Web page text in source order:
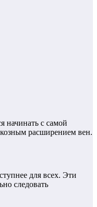
начинать с самой
расширением вен.
для всех. Эти
следовать